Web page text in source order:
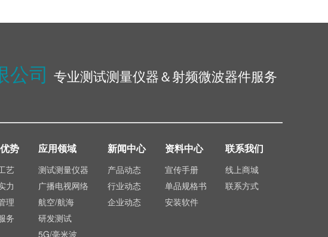
公司 专业测试测量仪器＆射频微波器件服务
势
艺
力
理
务
应用领域
测试测量仪器
广播电视网络
航空/航海
研发测试
5G/毫米波
新闻中心
产品动态
行业动态
企业动态
资料中心
宣传手册
单品规格书
安装软件
联系我们
线上商城
联系方式